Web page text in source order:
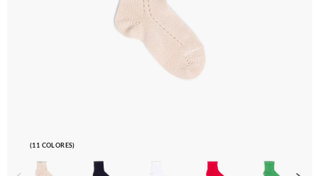
(11 COLORES)